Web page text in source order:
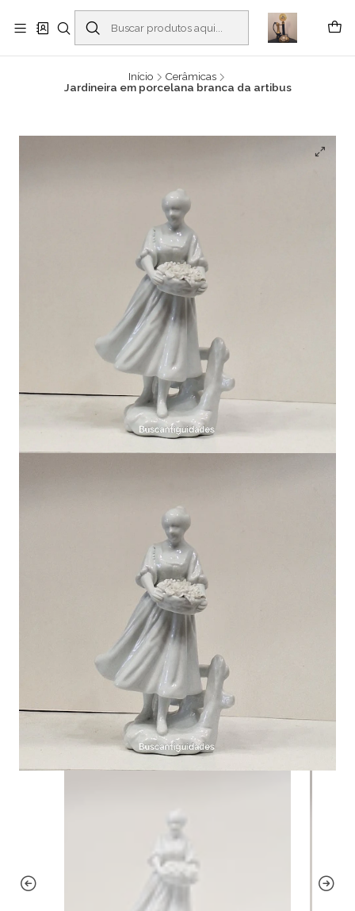
Buscantiguidades - Leilões. Colecionismo e antiguidades em Viana do
Castelo -
Leia mais
Início
Cerâmicas
Jardineira em porcelana branca da artibus